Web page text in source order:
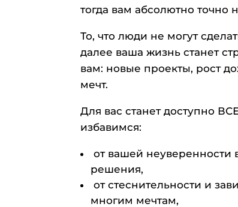
тогда вам абсолютно точно
То, что люди не могут
далее ваша жизнь станет
вам: новые проекты, рост
мечт.
Для вас станет доступно
избавимся:
от вашей неуверенности
решения,
от стеснительности и
многим мечтам,